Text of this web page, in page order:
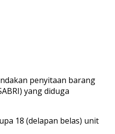
penyitaan barang
yang diduga
18 (delapan belas) unit